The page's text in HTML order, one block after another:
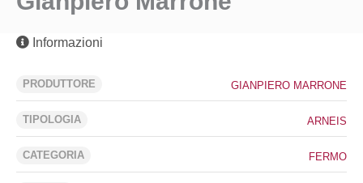
Informazioni
PRODUTTORE GIANPIERO MARRONE
TIPOLOGIA ARNEIS
CATEGORIA FERMO